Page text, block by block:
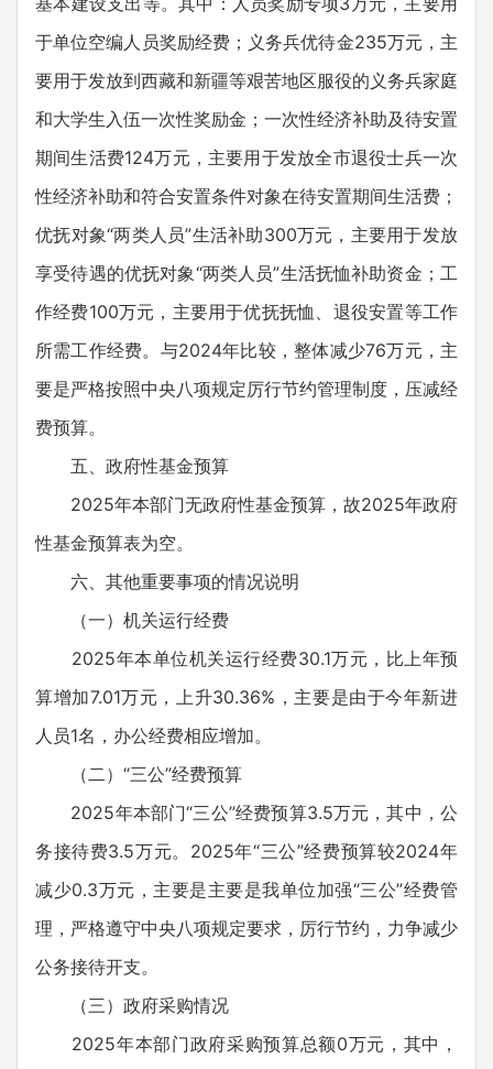
于单位空编人员奖励经费；义务兵优待金235万元，主
要用于发放到西藏和新疆等艰苦地区服役的义务兵家庭
和大学生入伍一次性奖励金；一次性经济补助及待安置
期间生活费124万元，主要用于发放全市退役士兵一次
性经济补助和符合安置条件对象在待安置期间生活费；
优抚对象“两类人员”生活补助300万元，主要用于发放
享受待遇的优抚对象“两类人员”生活抚恤补助资金；工
作经费100万元，主要用于优抚抚恤、退役安置等工作
所需工作经费。与2024年比较，整体减少76万元，主
要是严格按照中央八项规定厉行节约管理制度，压减经
费预算。
五、政府性基金预算
2025年本部门无政府性基金预算，故2025年政府
性基金预算表为空。
六、其他重要事项的情况说明
（一）机关运行经费
2025年本单位机关运行经费30.1万元，比上年预
算增加7.01万元，上升30.36%，主要是由于今年新进
人员1名，办公经费相应增加。
（二）“三公”经费预算
2025年本部门“三公”经费预算3.5万元，其中，公
务接待费3.5万元。2025年“三公”经费预算较2024年
减少0.3万元，主要是主要是我单位加强“三公”经费管
理，严格遵守中央八项规定要求，厉行节约，力争减少
公务接待开支。
（三）政府采购情况
2025年本部门政府采购预算总额0万元，其中，